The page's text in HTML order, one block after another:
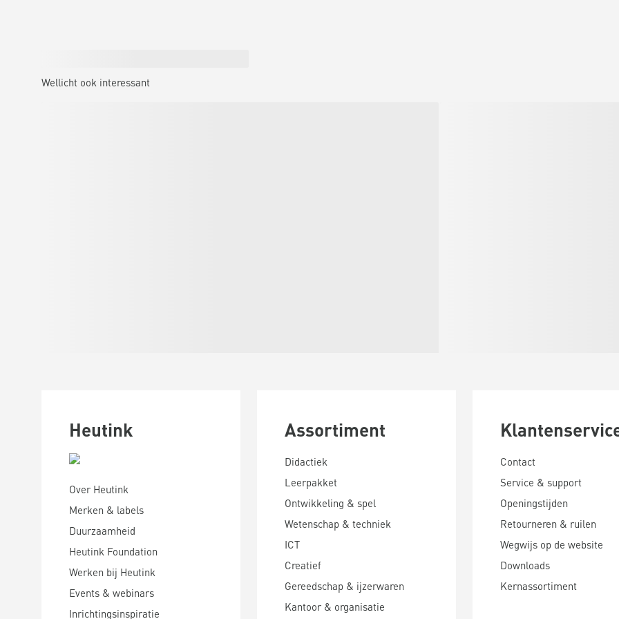
Wellicht ook interessant
Heutink
Over Heutink
Merken & labels
Duurzaamheid
Heutink Foundation
Werken bij Heutink
Events & webinars
Inrichtingsinspiratie
Assortiment
Didactiek
Leerpakket
Ontwikkeling & spel
Wetenschap & techniek
ICT
Creatief
Gereedschap & ijzerwaren
Kantoor & organisatie
Contact
Service & support
Openingstijden
Retourneren & ruilen
Wegwijs op de website
Downloads
Kernassortiment